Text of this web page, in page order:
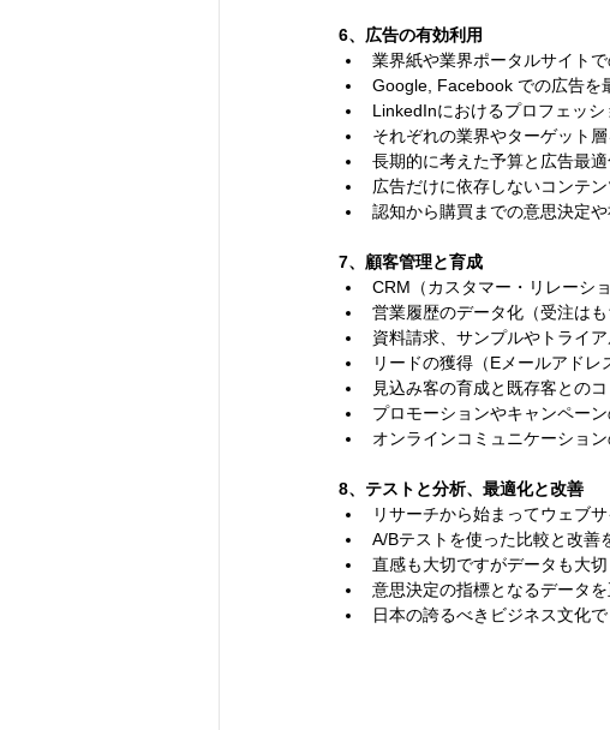
6、広告の有効利⽤
業界紙や業界ポータルサイト
Google, Facebook での広告を
LinkedInにおけるプロフェッ
それぞれの業界やターゲット
⻑期的に考えた予算と広告最
広告だけに依存しないコンテ
認知から購買までの意思決定
7、顧客管理と育成
CRM（カスタマー・リレーシ
営業履歴のデータ化（受注は
資料請求、サンプルやトライ
リードの獲得（Eメールアドレ
⾒込み客の育成と既存客との
プロモーションやキャンペー
オンラインコミュニケーショ
8、テストと分析、最適化と改善
リサーチから始まってウェブ
A/Bテストを使った⽐較と改善
直感も⼤切ですがデータも⼤切
意思決定の指標となるデータ
⽇本の誇るべきビジネス⽂化